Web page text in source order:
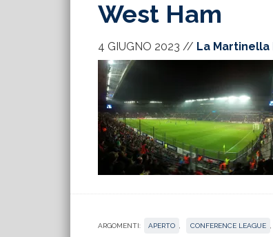
West Ham
4 GIUGNO 2023 // La Martinella
ARGOMENTI: APERTO CONFERENCE LEAGUE